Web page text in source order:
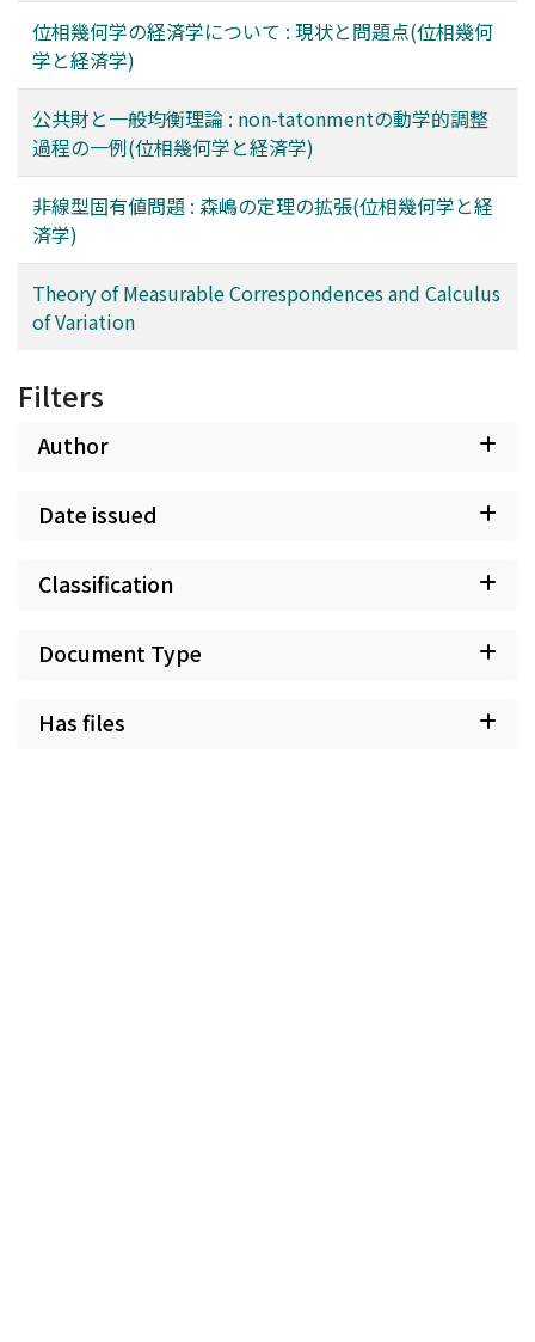
位相幾何学の経済学について : 現状と問題点(位相幾何
学と経済学)
公共財と一般均衡理論 : non-tatonmentの動学的調整
過程の一例(位相幾何学と経済学)
非線型固有値問題 : 森嶋の定理の拡張(位相幾何学と経
済学)
Theory of Measurable Correspondences and Calculus
of Variation
Filters
Author
Date issued
Classification
Document Type
Has files